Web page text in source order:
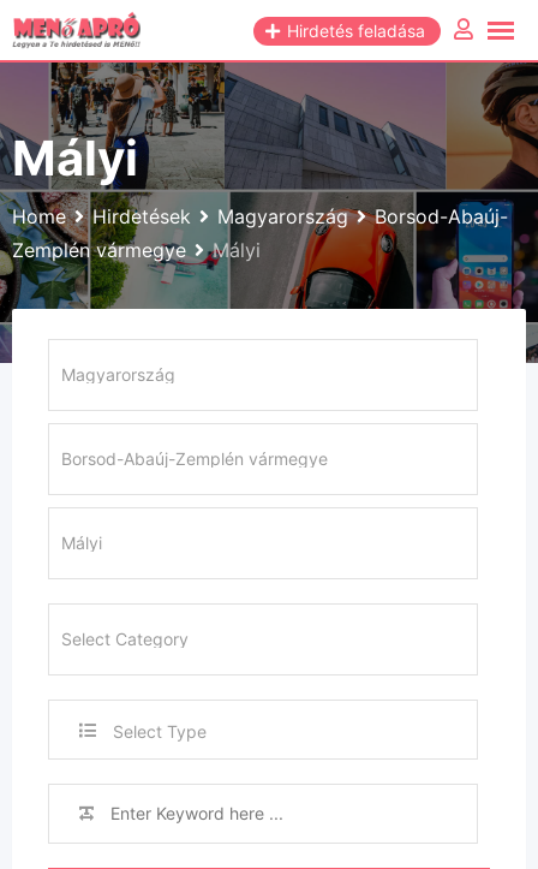
Skip
to
content
Hirdetés feladása
Mályi
Home Hirdetések Magyarország
Borsod-Abaúj-
Zemplén vármegye
Mályi
Select Type